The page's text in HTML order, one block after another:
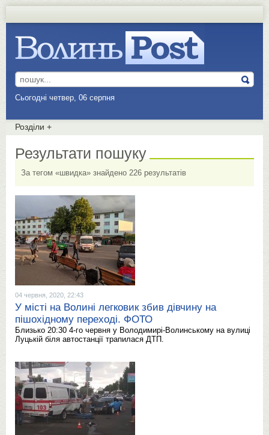
Сьогодні четвер, 06 серпня
Розділи +
Результати пошуку
За тегом «швидка» знайдено 226 результатів
04 червня, 2020, 22:43
У місті на Волині легковик збив дівчину на
пішохідному переході. ФОТО
Близько 20:30 4-го червня у Володимирі-Волинському на вулиці
Луцькій біля автостанції трапилася ДТП.